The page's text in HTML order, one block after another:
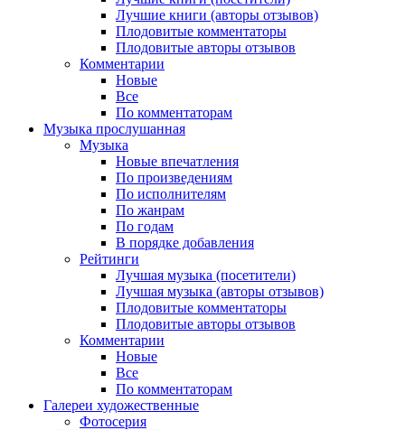
Лучшие книги (авторы отзывов)
Плодовитые комментаторы
Плодовитые авторы отзывов
Комментарии
Новые
Все
По комментаторам
Музыка прослушанная
Музыка
Новые впечатления
По произведениям
По исполнителям
По жанрам
По годам
В порядке добавления
Рейтинги
Лучшая музыка (посетители)
Лучшая музыка (авторы отзывов)
Плодовитые комментаторы
Плодовитые авторы отзывов
Комментарии
Новые
Все
По комментаторам
Галереи художественные
Фотосерия